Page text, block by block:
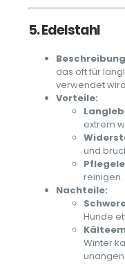
5. Edelstahl
das oft für
verwendet
Vorteile:
extrem
und
reinigen.
Nachteile:
Hunde
Winter